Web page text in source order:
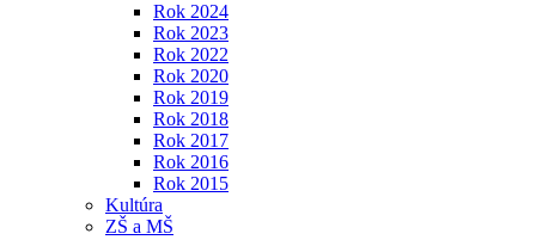
Rok 2024
Rok 2023
Rok 2022
Rok 2020
Rok 2019
Rok 2018
Rok 2017
Rok 2016
Rok 2015
Kultúra
ZŠ a MŠ